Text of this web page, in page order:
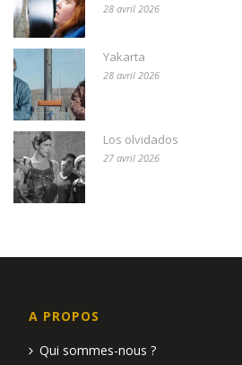
28 avril 2026
Yakarta
28 avril 2026
Los olvidados
27 avril 2026
A PROPOS
Qui sommes-nous ?